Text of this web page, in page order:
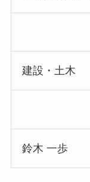
建設・土木
鈴木 一歩